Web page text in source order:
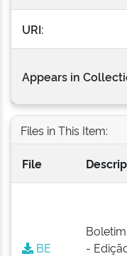
URI:
Appears in
Files in This Item:
File
BE
-